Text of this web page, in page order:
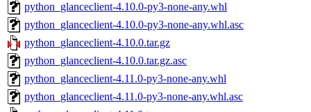
python_glanceclient-4.10.0-py3-none-any.whl
python_glanceclient-4.10.0-py3-none-any.whl.asc
python_glanceclient-4.10.0.tar.gz
python_glanceclient-4.10.0.tar.gz.asc
python_glanceclient-4.11.0-py3-none-any.whl
python_glanceclient-4.11.0-py3-none-any.whl.asc